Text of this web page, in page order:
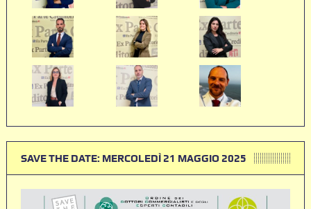
SAVE THE DATE: MERCOLEDÌ 21 MAGGIO 2025